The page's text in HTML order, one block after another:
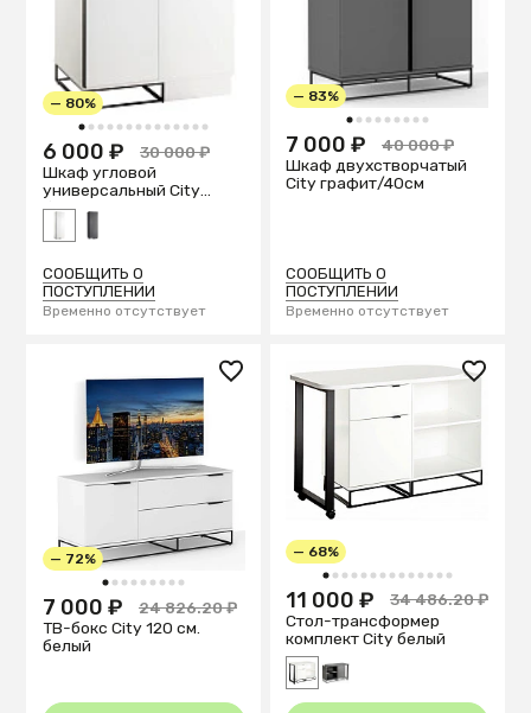
1 2 3 4 5 6 7 8 9 1011121314
— 80%
6 000 ₽
30 000 ₽
Шкаф угловой
универсальный City
белый
СООБЩИТЬ О
ПОСТУПЛЕНИИ
Временно отсутствует
1 2 3 4 5 6 7 8 9
— 83%
7 000 ₽
40 000 ₽
Шкаф двухстворчатый
City графит/40см
СООБЩИТЬ О
ПОСТУПЛЕНИИ
Временно отсутствует
1 2 3 4 5 6 7 8 9
— 72%
7 000 ₽
24 826.20 ₽
ТВ-бокс City 120 см.
белый
1 2 3 4 5 6 7 8 9 1011121314
— 68%
11 000 ₽
34 486.20 ₽
Стол-трансформер
комплект City белый